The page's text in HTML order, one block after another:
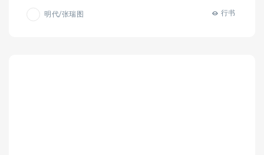
明代/张瑞图 行书